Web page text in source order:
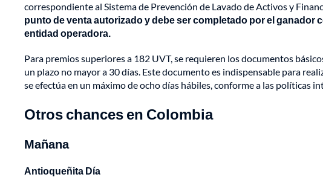
correspondiente al Sistema de Prevención de Lavado de Activos y
punto de venta autorizado y debe ser completado por el
entidad operadora.
Para premios superiores a 182 UVT, se requieren los documentos
un plazo no mayor a 30 días. Este documento es indispensable para
se efectúa en un máximo de ocho días hábiles, conforme a las políticas
Otros chances en Colombia
Mañana
Antioqueñita Día